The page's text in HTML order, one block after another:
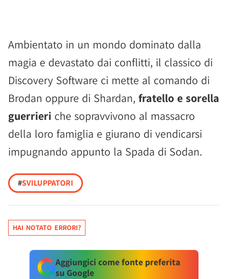
Ambientato in un mondo dominato dalla
magia e devastato dai conflitti, il classico di
Discovery Software ci mette al comando di
Brodan oppure di Shardan, fratello e sorella
guerrieri che sopravvivono al massacro
della loro famiglia e giurano di vendicarsi
impugnando appunto la Spada di Sodan.
#SVILUPPATORI
HAI NOTATO ERRORI?
Aggiungici come fonte preferita
su Google